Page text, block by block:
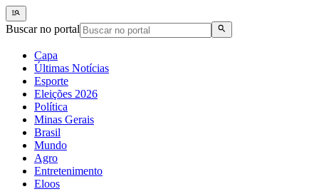
Buscar no portal
Capa
Últimas Notícias
Esporte
Eleições 2026
Política
Minas Gerais
Brasil
Mundo
Agro
Entretenimento
Eloos